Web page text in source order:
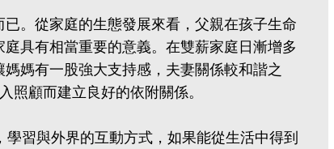
。從家庭的生態發展來看，父親在孩子生命
具有相當重要的意義。在雙薪家庭日漸增多
媽有一股強大支持感，夫妻關係較和諧之
照顧而建立良好的依附關係。
習與外界的互動方式，如果能從生活中得到